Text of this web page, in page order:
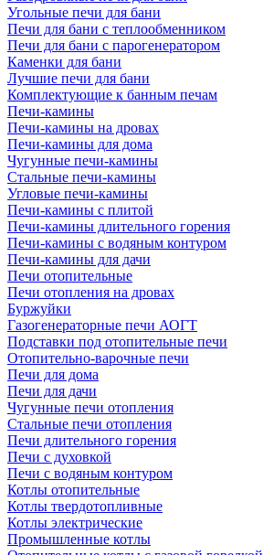
Угольные печи для бани
Печи для бани с теплообменником
Печи для бани с парогенератором
Каменки для бани
Лучшие печи для бани
Комплектующие к банным печам
Печи-камины
Печи-камины на дровах
Печи-камины для дома
Чугунные печи-камины
Стальные печи-камины
Угловые печи-камины
Печи-камины с плитой
Печи-камины длительного горения
Печи-камины с водяным контуром
Печи-камины для дачи
Печи отопительные
Печи отопления на дровах
Буржуйки
Газогенераторные печи АОГТ
Подставки под отопительные печи
Отопительно-варочные печи
Печи для дома
Печи для дачи
Чугунные печи отопления
Стальные печи отопления
Печи длительного горения
Печи с духовкой
Печи с водяным контуром
Котлы отопительные
Котлы твердотопливные
Котлы электрические
Промышленные котлы